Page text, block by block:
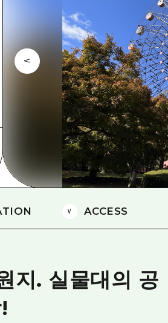
나이트 라이프
세계유산
역사/문
치유
자연
빈고
비북(
게이
미야
야마
시설 혼잡 상황
히로시마 OMOTENASHI 패스
수하물 보관 및 배송 서비스
야마구치(山
에히메(愛媛)
시마네(島根)
ACCESS
지. 실물대의 공